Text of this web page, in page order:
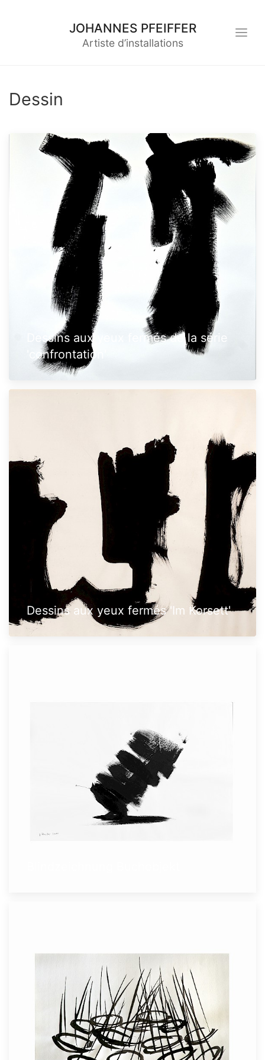
JOHANNES PFEIFFER
Artiste d’installations
Dessin
Dessins aux yeux fermés de la série
'confrontation'
Dessins aux yeux fermés 'Im Korsett'